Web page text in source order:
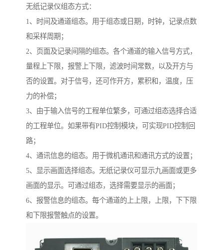
无纸记录仪组态方式：
1、时间及通道组态。用于组态或日期，时钟，记录点数
和采样周期；
2、页面及记录间隔的组态。各个通道的输入信号方式，
量程上下限，报警上下限，滤波时间常数，以及开方与
否的设置。对于信号，还可作开方，累积和，温度，压
力的补偿；
3、由于输入信号的工程单位繁多，可通过组态选择合适
的工程单位。如果带有PID控制模块，可实现PID控制回
路；
4、通讯信息的组态。用于微机通讯和通讯方式的设置；
5、显示画面选择组态。无纸记录仪可显示九画面或更多
画面的显示。可通过组态，选择需要显示的画面；
6、报警信息的组态。每个通道的上上限，上限，下下限
和下限报警触点的设置。